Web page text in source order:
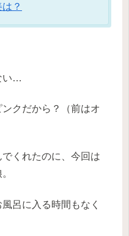
？
い…
クだから？（前はオ
くれたのに、今回は
呂に入る時間もなく